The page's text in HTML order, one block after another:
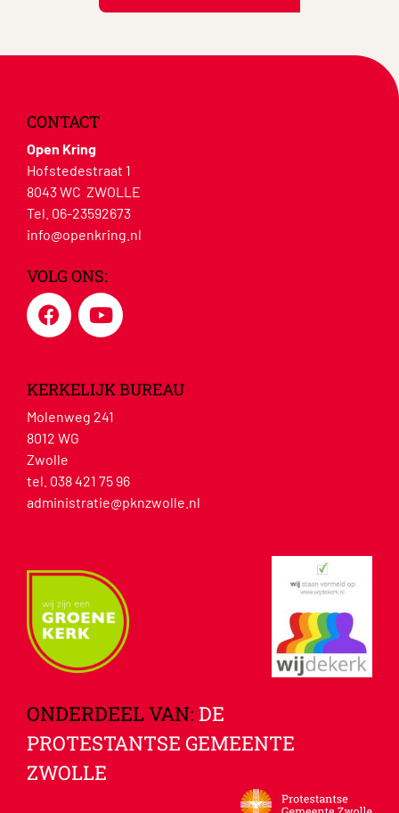
CONTACT
Open Kring
Hofstedestraat 1
8043 WC ZWOLLE
Tel. 06-23592673
info@openkring.nl
VOLG ONS:
KERKELIJK BUREAU
Molenweg 241
8012 WG
Zwolle
tel. 038 421 75 96
administratie@pknzwolle.nl
ONDERDEEL VAN: DE
PROTESTANTSE GEMEENTE
ZWOLLE